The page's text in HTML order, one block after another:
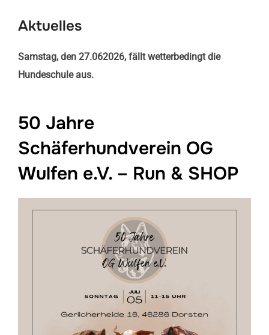
Aktuelles
Samstag, den 27.062026, fällt wetterbedingt die
Hundeschule aus.
50 Jahre
Schäferhundverein OG
Wulfen e.V. – Run & SHOP